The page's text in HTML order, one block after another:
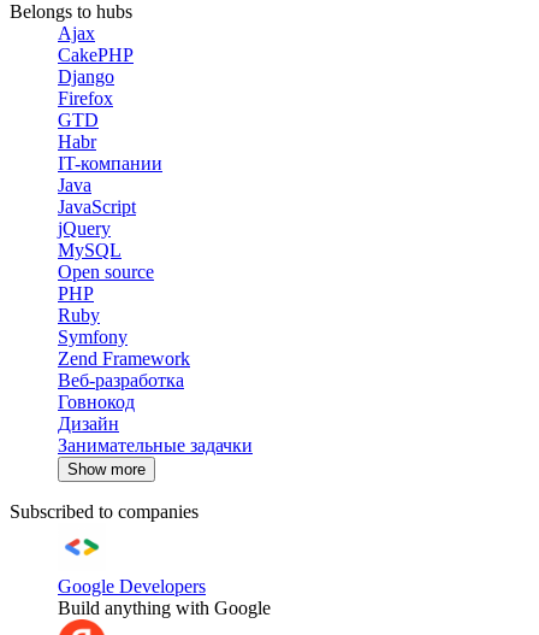
Belongs to hubs
Ajax
CakePHP
Django
Firefox
GTD
Habr
IT-компании
Java
JavaScript
jQuery
MySQL
Open source
PHP
Ruby
Symfony
Zend Framework
Веб-разработка
Говнокод
Дизайн
Занимательные задачки
Show more
Subscribed to companies
Google Developers
Build anything with Google